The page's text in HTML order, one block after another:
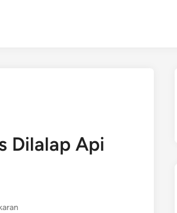
Dilalap Api